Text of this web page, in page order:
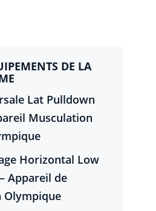
DE LA
Lat Pulldown
Musculation
Horizontal Low
Appareil de
Olympique